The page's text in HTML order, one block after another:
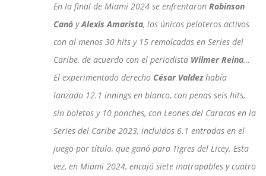
En la final de Miami 2024 se enfrentaron Robinson
Canó yAlexis Amarista, los únicos peloteros activos
con al menos 30 hits y 15 remolcadas en Series del
Caribe, de acuerdo con el periodista Wilmer Reina…
El experimentado derecho César Valdezhabía
lanzado 12.1 innings en blanco, con penas seis hits,
sin boletos y 10 ponches, con Leones del Caracas en la
Series del Caribe 2023, incluidos 6.1 entradas en el
juego por título, que ganó para Tigres del Licey. Esta
vez, en Miami 2024, encajó siete inatrapables y cuatro